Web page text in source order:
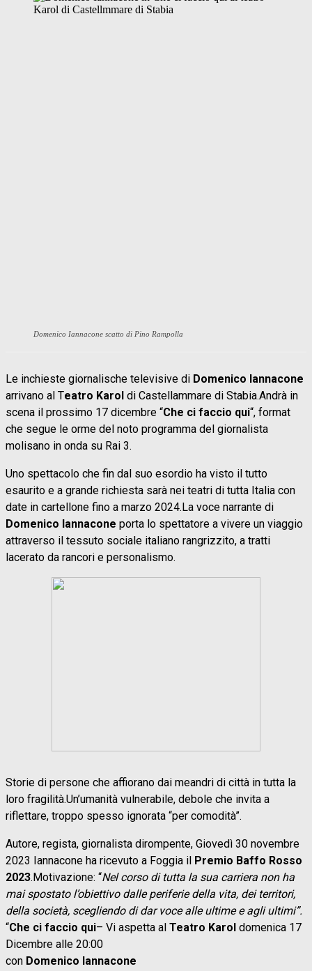
Domenico Iannacone scatto di Pino Rampolla
Le inchieste giornalische televisive di Domenico Iannacone
arrivano al Teatro Karol di Castellammare di Stabia.Andrà in
scena il prossimo 17 dicembre “Che ci faccio qui“, format
che segue le orme del noto programma del giornalista
molisano in onda su Rai 3.
Uno spettacolo che fin dal suo esordio ha visto il tutto
esaurito e a grande richiesta sarà nei teatri di tutta Italia con
date in cartellone fino a marzo 2024.La voce narrante di
Domenico Iannacone porta lo spettatore a vivere un viaggio
attraverso il tessuto sociale italiano rangrizzito, a tratti
lacerato da rancori e personalismo.
Storie di persone che affiorano dai meandri di città in tutta la
loro fragilità.Un’umanità vulnerabile, debole che invita a
riflettare, troppo spesso ignorata “per comodità”.
Autore, regista, giornalista dirompente, Giovedì 30 novembre
2023 Iannacone ha ricevuto a Foggia il Premio Baffo Rosso
2023.Motivazione: “Nel corso di tutta la sua carriera non ha
mai spostato l’obiettivo dalle periferie della vita, dei territori,
della società, scegliendo di dar voce alle ultime e agli ultimi”.
“Che ci faccio qui– Vi aspetta al Teatro Karol domenica 17
Dicembre alle 20:00
con Domenico Iannacone